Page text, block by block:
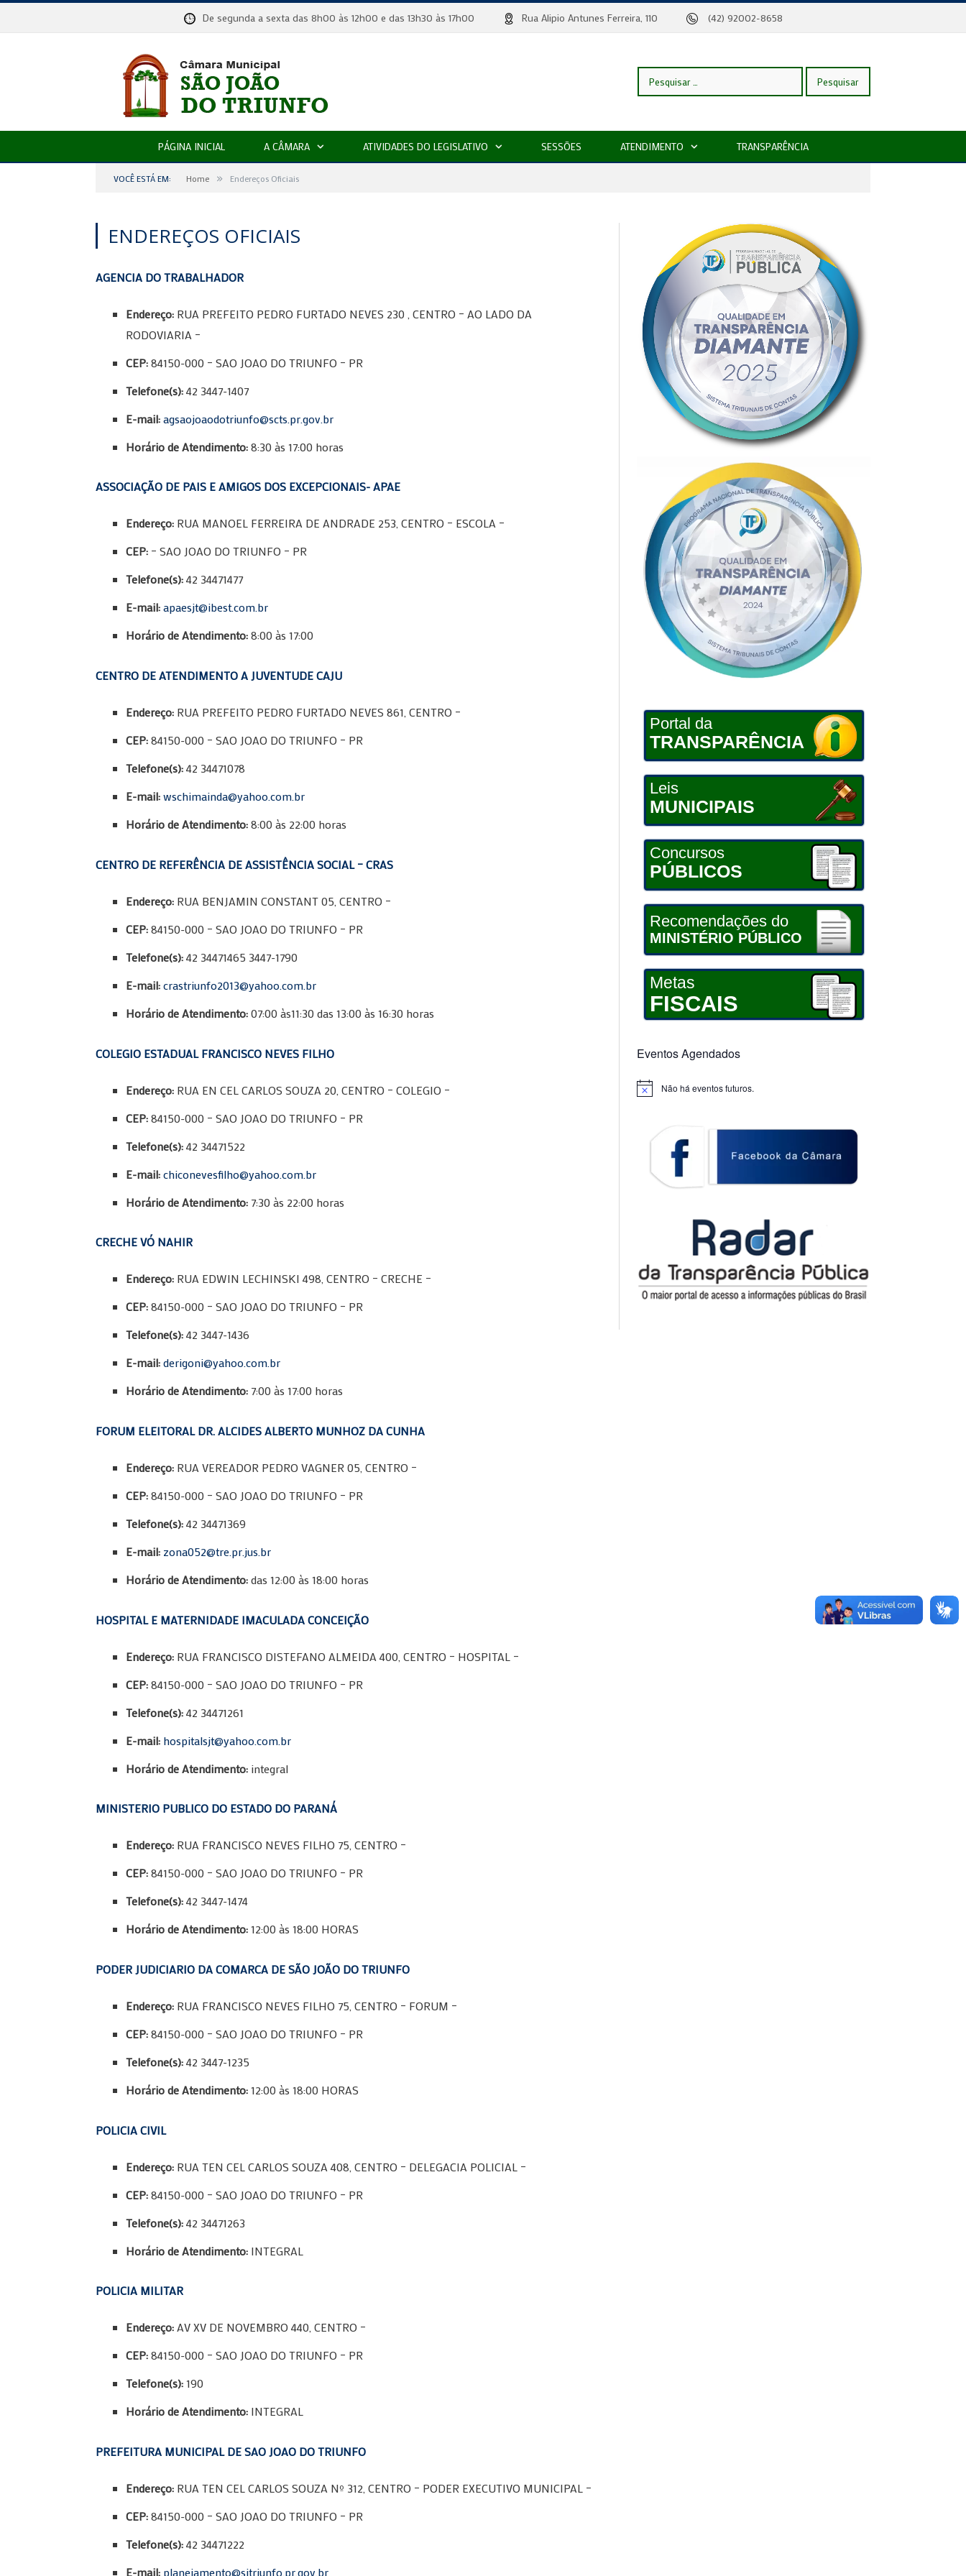
De segunda a sexta das 8h00 às 12h00 e das 13h30 às 17h00 Rua Alipio Antunes Ferreira, 110 (42) 92002-8658
Pesquisar
PÁGINA INICIAL A CÂMARA ATIVIDADES DO LEGISLATIVO SESSÕES ATENDIMENTO TRANSPARÊNCIA
VOCÊ ESTÁ EM: Home » Endereços Oficiais
ENDEREÇOS OFICIAIS
AGENCIA DO TRABALHADOR
Endereço: RUA PREFEITO PEDRO FURTADO NEVES 230 , CENTRO – AO LADO DA
RODOVIARIA –
CEP:84150-000 – SAO JOAO DO TRIUNFO – PR
Telefone(s):42 3447-1407
E-mail:agsaojoaodotriunfo@scts.pr.gov.br
Horário de Atendimento:8:30 às 17:00 horas
ASSOCIAÇÃO DE PAIS E AMIGOS DOS EXCEPCIONAIS- APAE
Endereço: RUA MANOEL FERREIRA DE ANDRADE 253, CENTRO – ESCOLA –
CEP: – SAO JOAO DO TRIUNFO – PR
Telefone(s):42 34471477
E-mail:apaesjt@ibest.com.br
Horário de Atendimento:8:00 às 17:00
CENTRO DE ATENDIMENTO A JUVENTUDE CAJU
Endereço: RUA PREFEITO PEDRO FURTADO NEVES 861, CENTRO –
CEP:84150-000 – SAO JOAO DO TRIUNFO – PR
Telefone(s):42 34471078
E-mail:wschimainda@yahoo.com.br
Horário de Atendimento:8:00 às 22:00 horas
CENTRO DE REFERÊNCIA DE ASSISTÊNCIA SOCIAL – CRAS
Endereço: RUA BENJAMIN CONSTANT 05, CENTRO –
CEP:84150-000 – SAO JOAO DO TRIUNFO – PR
Telefone(s):42 34471465 3447-1790
E-mail:crastriunfo2013@yahoo.com.br
Horário de Atendimento:07:00 às11:30 das 13:00 às 16:30 horas
COLEGIO ESTADUAL FRANCISCO NEVES FILHO
Endereço: RUA EN CEL CARLOS SOUZA 20, CENTRO – COLEGIO –
CEP:84150-000 – SAO JOAO DO TRIUNFO – PR
Telefone(s):42 34471522
E-mail:chiconevesfilho@yahoo.com.br
Horário de Atendimento: 7:30 às 22:00 horas
CRECHE VÓ NAHIR
Endereço: RUA EDWIN LECHINSKI 498, CENTRO – CRECHE –
CEP:84150-000 – SAO JOAO DO TRIUNFO – PR
Telefone(s):42 3447-1436
E-mail:derigoni@yahoo.com.br
Horário de Atendimento: 7:00 às 17:00 horas
FORUM ELEITORAL DR. ALCIDES ALBERTO MUNHOZ DA CUNHA
Endereço: RUA VEREADOR PEDRO VAGNER 05, CENTRO –
CEP:84150-000 – SAO JOAO DO TRIUNFO – PR
Telefone(s):42 34471369
E-mail: zona052@tre.pr.jus.br
Horário de Atendimento:das 12:00 às 18:00 horas
HOSPITAL E MATERNIDADE IMACULADA CONCEIÇÃO
Endereço: RUA FRANCISCO DISTEFANO ALMEIDA 400, CENTRO – HOSPITAL –
CEP:84150-000 – SAO JOAO DO TRIUNFO – PR
Telefone(s):42 34471261
E-mail: hospitalsjt@yahoo.com.br
Horário de Atendimento: integral
MINISTERIO PUBLICO DO ESTADO DO PARANÁ
Endereço: RUA FRANCISCO NEVES FILHO 75, CENTRO –
CEP:84150-000 – SAO JOAO DO TRIUNFO – PR
Telefone(s):42 3447-1474
Horário de Atendimento: 12:00 às 18:00 HORAS
PODER JUDICIARIO DA COMARCA DE SÃO JOÃO DO TRIUNFO
Endereço: RUA FRANCISCO NEVES FILHO 75, CENTRO – FORUM –
CEP:84150-000 – SAO JOAO DO TRIUNFO – PR
Telefone(s):42 3447-1235
Horário de Atendimento: 12:00 às 18:00 HORAS
POLICIA CIVIL
Endereço: RUA TEN CEL CARLOS SOUZA 408, CENTRO – DELEGACIA POLICIAL –
CEP:84150-000 – SAO JOAO DO TRIUNFO – PR
Telefone(s):42 34471263
Horário de Atendimento: INTEGRAL
POLICIA MILITAR
Endereço:AV XV DE NOVEMBRO 440, CENTRO –
CEP:84150-000 – SAO JOAO DO TRIUNFO – PR
Telefone(s): 190
Horário de Atendimento: INTEGRAL
PREFEITURA MUNICIPAL DE SAO JOAO DO TRIUNFO
Endereço: RUA TEN CEL CARLOS SOUZA Nº 312, CENTRO – PODER EXECUTIVO MUNICIPAL –
CEP:84150-000 – SAO JOAO DO TRIUNFO – PR
Telefone(s):42 34471222
E-mail: planejamento@sjtriunfo.pr.gov.br
Portal da
TRANSPARÊNCIA
Leis
MUNICIPAIS
Concursos
PÚBLICOS
Recomendações do
MINISTÉRIO PÚBLICO
Metas
FISCAIS
Eventos Agendados
Notice Não há eventos futuros.